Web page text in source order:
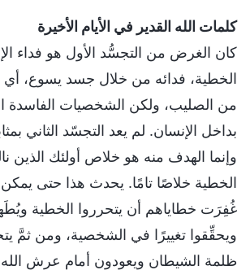
كلمات الله القدير في الأيام الأخيرة
كان الغرض من التجسُّد الأول هو فداء
الخطية، فدائه من خلال جسد يسوع، أي
من الصليب، ولكن الشخصيات الفاسدة
بداخل الإنسان. لم يعد التجسّد الثاني
وإنما الهدف منه هو خلاص أولئك الذين
الخطية خلاصًا تامًا. يحدث هذا حتى يمكن
غُفِرَت خطاياهم أن يتحرروا الخطية
ويحقِّقوا تغييرًا في الشخصية، ومن ثمَّ
ظلمة الشيطان ويعودون أمام عرش